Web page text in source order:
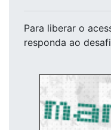
Para liberar o
responda ao